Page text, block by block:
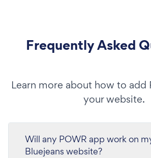
Frequently Asked
Learn more about how to add
your website.
Will any POWR app work on
Bluejeans website?